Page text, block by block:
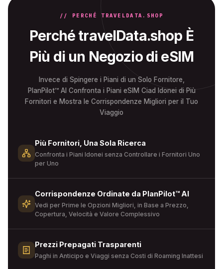
// PERCHÉ TRAVELDATA.SHOP
Perché travelData.shop È
Più di un Negozio di eSIM
Invece di Spingere i Piani di un Solo Fornitore,
PlanPilot™ AI Confronta i Piani eSIM Ciad Idonei di Più
Fornitori e Mostra le Corrispondenze Migliori per il Tuo
Viaggio
Più Fornitori, Una Sola Ricerca
Confronta i Piani Idonei senza Controllare i Fornitori Uno
per Uno
Corrispondenze Ordinate da PlanPilot™ AI
Vedi per Prime le Opzioni Migliori, in Base a Prezzo,
Copertura, Velocità e Valore Complessivo
Prezzi Prepagati Trasparenti
Paghi in Anticipo e Viaggi senza Costi di Roaming Inattesi